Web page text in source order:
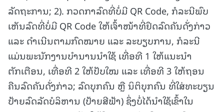
ລັດຖະການ; 2). ກວດກາລົດທີ່ບໍ່ມີ QR Code, ກໍລະນີພົບ
ເຫັນລົດທີ່ບໍ່ມີ QR Code ໃຫ້ເຈົ້າໜ້າທີ່ຢຶດລົດຄັນດັ່ງກ່າວ
ແລະ ດໍາເນີນຕາມກົດໝາຍ ແລະ ລະບຽບການ, ກໍລະນີ
ແມ່ນພະນັກງານບໍານານນໍາໃຊ້ ເທື່ອທີ 1 ໃຫ້ແນະນໍາ
ຕັກເຕືອນ, ເທື່ອທີ 2 ໃຫ້ປັບໃໝ ແລະ ເທື່ອທີ 3 ໃຫ້ຖອນ
ຄືນລົດຄັນດັ່ງກ່າວ; ລົດບຸກຄົນ ຫຼື ນິຕິບຸກຄົນ ທີ່ໃສ່ທະບຽນ
ປ້າຍລົດລັດບໍລິຫານ (ປ້າຍສີຟ້າ) ຊຶ່ງບໍ່ໄດ້ນໍາໃຊ້ເຂົ້າໃນ